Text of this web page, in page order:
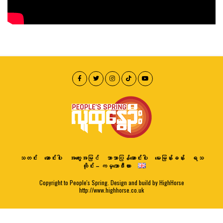
သတင်း ဆောင်းပါး အတွေးအမြင် ဘာသာပြန်ဆောင်းပါး မေးမြန်းခန်း
ရသ
ထိုင်း – ကမ္ဘောဒီးယား
Copyright to People's Spring. Design and build by HighHorse
http://www.highhorse.co.uk